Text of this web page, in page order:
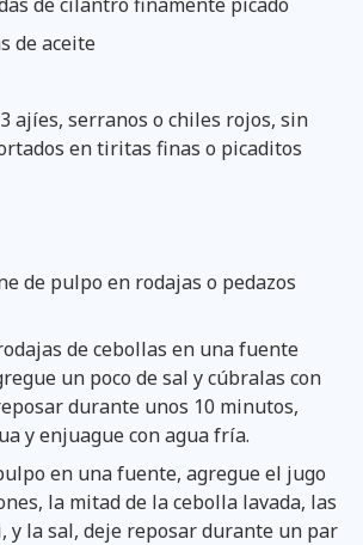
de aceite
ajíes, serranos o chiles rojos, sin
en tiritas finas o picaditos
de pulpo en rodajas o pedazos
de cebollas en una fuente
un poco de sal y cúbralas con
durante unos 10 minutos,
y enjuague con agua fría.
en una fuente, agregue el jugo
la mitad de la cebolla lavada, las
y la sal, deje reposar durante un par